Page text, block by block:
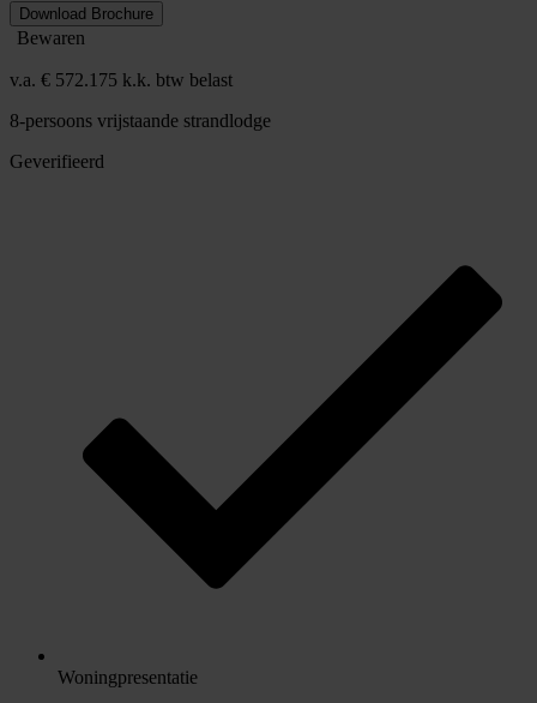
Download Brochure
Bewaren
v.a. € 572.175 k.k. btw belast
8-persoons vrijstaande strandlodge
Geverifieerd
Woningpresentatie